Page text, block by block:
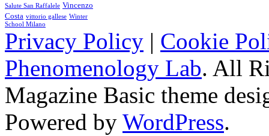
Salute San Raffalele Vincenzo
Costa vittorio gallese Winter
School Milano
Privacy Policy | Cookie
Phenomenology Lab. All
Magazine Basic theme
Powered by WordPress.